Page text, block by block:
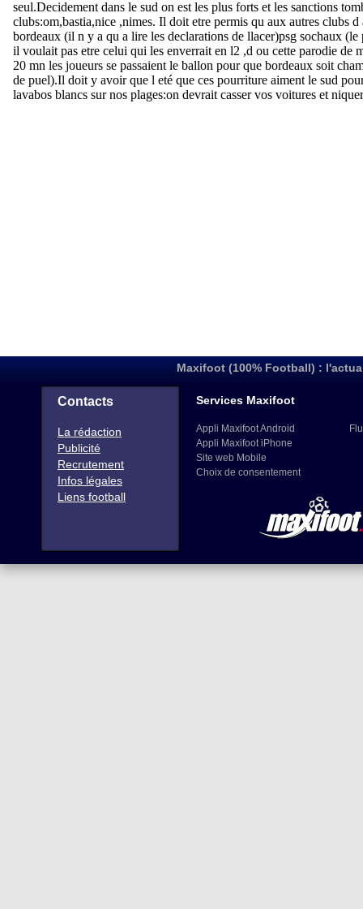
Maxifoot (100% Football) :
Contacts
La rédaction
Publicité
Recrutement
Infos légales
Liens football
Services Maxifoot
Appli Maxifoot Android
Appli Maxifoot iPhone
Site web Mobile
Choix de consentement